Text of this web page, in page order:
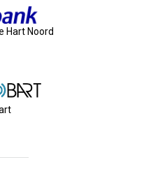
Hart Noord